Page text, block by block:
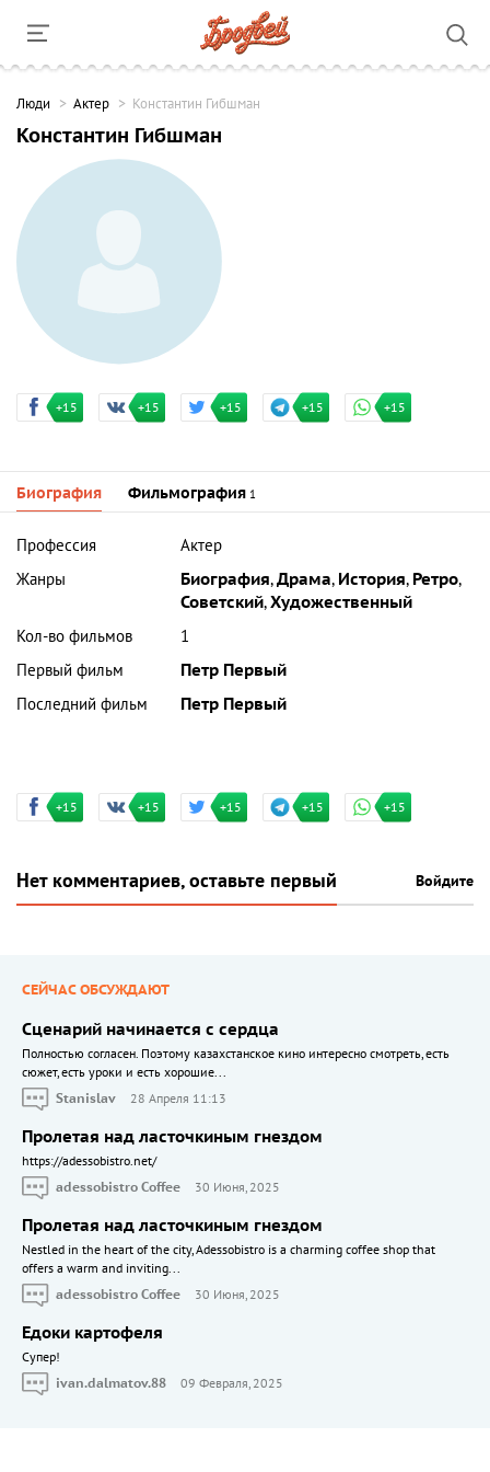
Люди Актер Константин Гибшман
Константин Гибшман
+15 +15 +15 +15 +15
Биография Фильмография 1
Профессия
Актер
Жанры
Биография,Драма, История, Ретро,
Советский,Художественный
Кол-во фильмов
1
Первый фильм
Петр Первый
Последний фильм
Петр Первый
+15 +15 +15 +15 +15
Нет комментариев, оставьте первый Войдите
СЕЙЧАС ОБСУЖДАЮТ
Сценарий начинается с сердца
Полностью согласен. Поэтому казахстанское кино интересно смотреть, есть
сюжет, есть уроки и есть хорошие...
Stanislav
28 Апреля 11:13
Пролетая над ласточкиным гнездом
https://adessobistro.net/
adessobistro Coffee
30 Июня, 2025
Пролетая над ласточкиным гнездом
Nestled in the heart of the city, Adessobistro is a charming coffee shop that
offers a warm and inviting...
adessobistro Coffee
30 Июня, 2025
Едоки картофеля
Cупер!
ivan.dalmatov.88
09 Февраля, 2025